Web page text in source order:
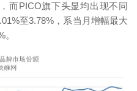
而PICO旗下头显均出现不同
至3.78%，系当月增幅最大